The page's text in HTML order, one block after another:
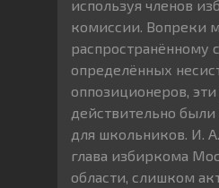
используя членов
комиссии. Вопреки
распространённому
определённых
оппозиционеров,
действительно
для школьников. И.
глава избиркома
области, слишком